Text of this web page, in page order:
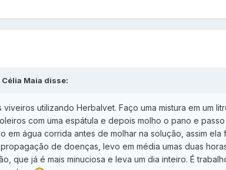
Maia disse:
viveiros utilizando Herbalvet. Faço uma mistura em um
com uma espátula e depois molho o pano e
em água corrida antes de molhar na solução, assim
de doenças, levo em média umas duas
que já é mais minuciosa e leva um dia inteiro. É